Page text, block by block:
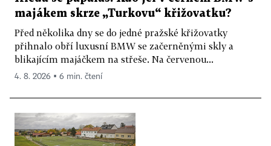
majákem skrze „Turkovu“ křižovatku?
Před několika dny se do jedné pražské křižovatky
přihnalo obří luxusní BMW se začerněnými skly a
blikajícím majáčkem na střeše. Na červenou...
4. 8. 2026 ▪ 6 min. čtení